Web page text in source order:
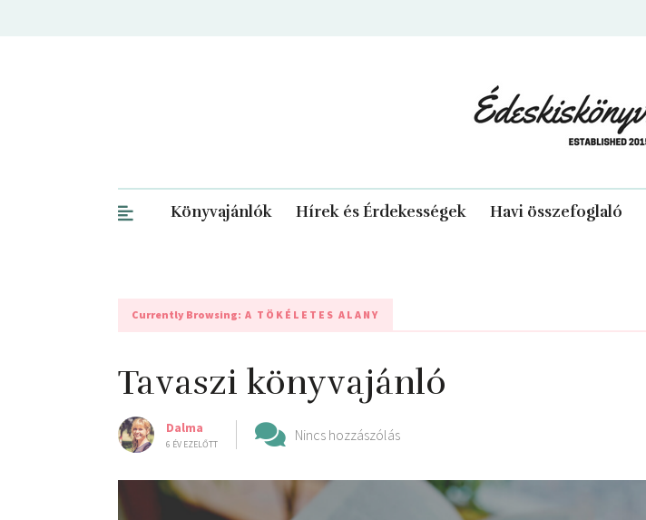
Könyvajánlók Hírek és Érdekességek Havi összefoglaló
Currently Browsing: A TÖKÉLETES ALANY
Tavaszi könyvajánló
Dalma
6 ÉV EZELŐTT
Nincs hozzászólás